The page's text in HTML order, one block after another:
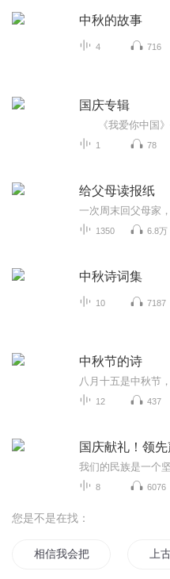
中秋的故事
4 716
国庆专辑
1 78
给父母读报纸
1350 6.8万
中秋诗词集
10 7187
中秋节的诗
12 437
国庆献礼！领
8 6076
您是不是在找：
相信我会把一切给你 上